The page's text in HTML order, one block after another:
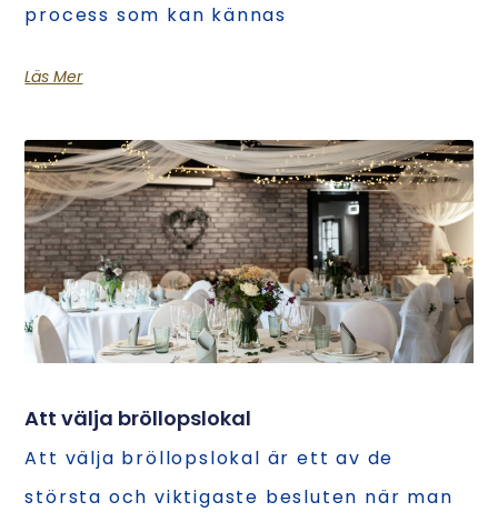
process som kan kännas
Läs Mer
Att välja bröllopslokal
Att välja bröllopslokal är ett av de
största och viktigaste besluten när man